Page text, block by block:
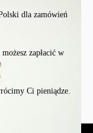
dla zamówień
zapłacić w
Ci pieniądze.